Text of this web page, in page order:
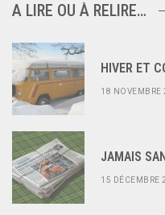
A LIRE OU À RELIRE…
HIVER ET
18 NOVEMBRE
JAMAIS
15 DÉCEMBRE